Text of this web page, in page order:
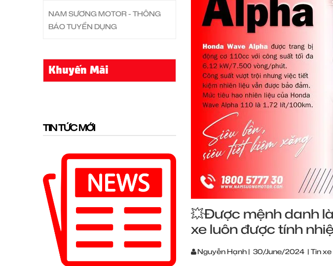
NAM SƯƠNG MOTOR - THÔNG
BÁO TUYỂN DỤNG
Khuyến Mãi
TIN TỨC MỚI
💥Được mệnh danh
xe luôn được tính
Nguyễn Hạnh | 30/June/2024 | Tin